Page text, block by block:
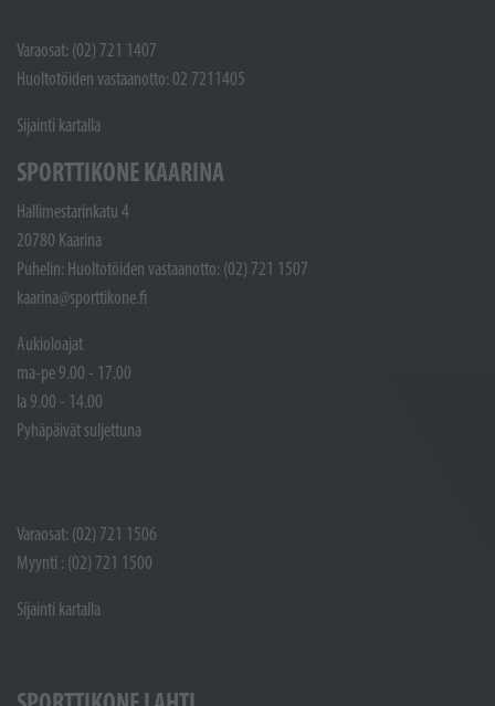
Varaosat: (02) 721 1407
Huoltotöiden vastaanotto: 02 7211405
Sijainti kartalla
SPORTTIKONE KAARINA
Hallimestarinkatu 4
20780 Kaarina
Puhelin: Huoltotöiden vastaanotto: (02) 721 1507
kaarina@sporttikone.fi
Aukioloajat
ma-pe 9.00 - 17.00
la 9.00 - 14.00
Pyhäpäivät suljettuna
Varaosat: (02) 721 1506
Myynti : (02) 721 1500
Sijainti kartalla